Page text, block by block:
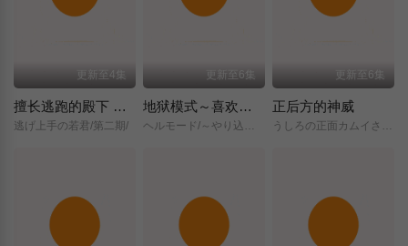
更新至4集
擅长逃跑的殿下 第二季
逃げ上手の若君/第二期/
更新至6集
地狱模式～喜欢挑战特殊成就的玩家在废设定的异世界成为无双～第二季
ヘルモード/～やり込み好きのゲーマーは廃設定の異世界で無双する～/2nd/Season/
更新至6集
正后方的神威
うしろの正面カムイさん/